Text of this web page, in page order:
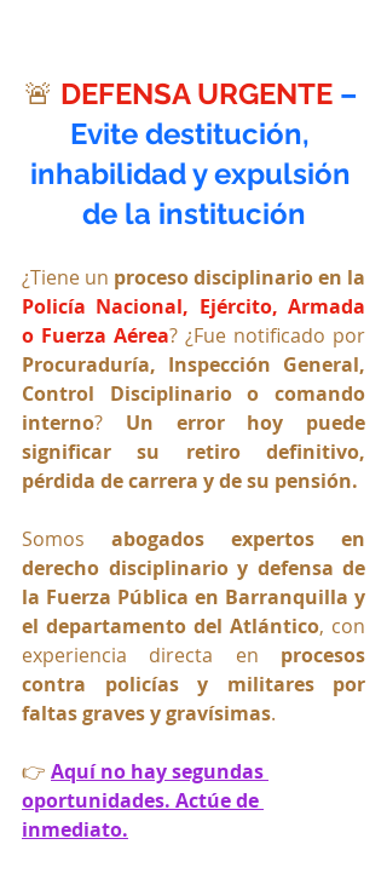
🚨 DEFENSA URGENTE –
Evite destitución,
inhabilidad y expulsión
de la institución
¿Tiene un
Policía Nacional, Ejército, Armada
o Fuerza Aérea
Procuraduría, Inspección General,
Control Disciplinario o comando
interno? Un error hoy puede
significar su retiro definitivo,
pérdida de carrera y de su pensión.
Somos abogados expertos en
derecho disciplinario y defensa de
la Fuerza Pública en Barranquilla y
el departamento del Atlántico, con
experiencia directa en procesos
contra policías y militares por
faltas graves y gravísimas.
👉 Aquí no hay segundas
oportunidades. Actúe de
inmediato.